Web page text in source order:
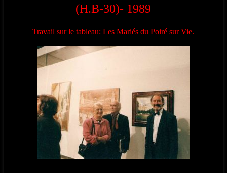
(H.B-30)- 1989
Travail sur le tableau: Les Mariés du Poiré sur Vie.